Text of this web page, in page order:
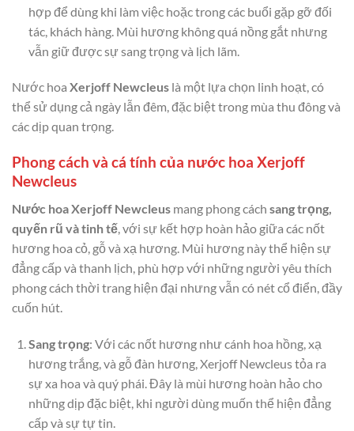
hợp để dùng khi làm việc hoặc trong các buổi gặp gỡ đối
tác, khách hàng. Mùi hương không quá nồng gắt nhưng
vẫn giữ được sự sang trọng và lịch lãm.
Nước hoa Xerjoff Newcleus là một lựa chọn linh hoạt, có
thể sử dụng cả ngày lẫn đêm, đặc biệt trong mùa thu đông và
các dịp quan trọng.
Phong cách và cá tính của nước hoa Xerjoff
Newcleus
Nước hoa Xerjoff Newcleus mang phong cách sang trọng,
quyến rũ và tinh tế, với sự kết hợp hoàn hảo giữa các nốt
hương hoa cỏ, gỗ và xạ hương. Mùi hương này thể hiện sự
đẳng cấp và thanh lịch, phù hợp với những người yêu thích
phong cách thời trang hiện đại nhưng vẫn có nét cổ điển, đầy
cuốn hút.
Sang trọng: Với các nốt hương như cánh hoa hồng, xạ
hương trắng, và gỗ đàn hương, Xerjoff Newcleus tỏa ra
sự xa hoa và quý phái. Đây là mùi hương hoàn hảo cho
những dịp đặc biệt, khi người dùng muốn thể hiện đẳng
cấp và sự tự tin.